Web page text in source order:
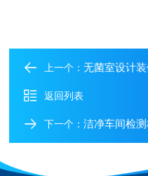
上一个：无菌室设计装
返回列表
下一个：洁净车间检